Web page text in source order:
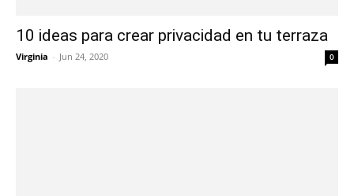
10 ideas para crear privacidad en tu terraza
Virginia - Jun 24, 2020 0